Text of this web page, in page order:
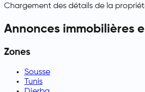
Chargement des détails de la
Annonces immobilières
Zones
Sousse
Tunis